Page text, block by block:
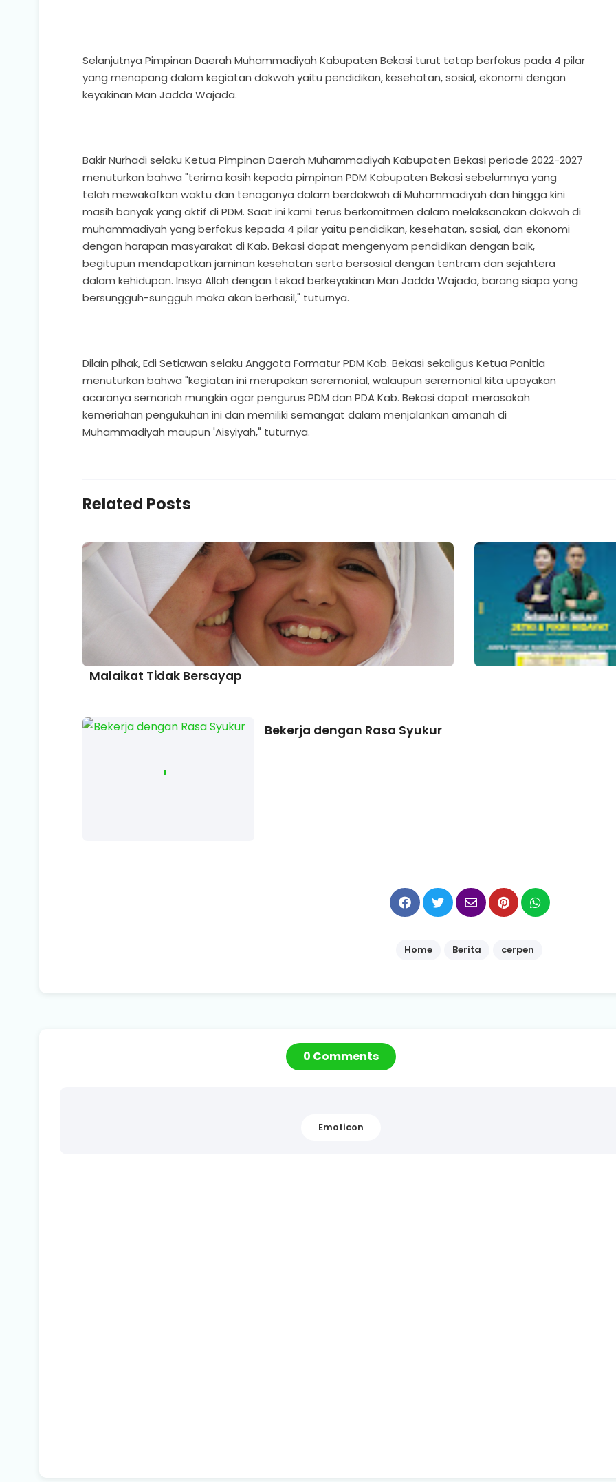
Selanjutnya Pimpinan Daerah Muhammadiyah Kabupaten Bekasi turut tetap berfokus pada 4 pilar
yang menopang dalam kegiatan dakwah yaitu pendidikan, kesehatan, sosial, ekonomi dengan
keyakinan Man Jadda Wajada.
Bakir Nurhadi selaku Ketua Pimpinan Daerah Muhammadiyah Kabupaten Bekasi periode 2022-2027
menuturkan bahwa "terima kasih kepada pimpinan PDM Kabupaten Bekasi sebelumnya yang
telah mewakafkan waktu dan tenaganya dalam berdakwah di Muhammadiyah dan hingga kini
masih banyak yang aktif di PDM. Saat ini kami terus berkomitmen dalam melaksanakan dokwah di
muhammadiyah yang berfokus kepada 4 pilar yaitu pendidikan, kesehatan, sosial, dan ekonomi
dengan harapan masyarakat di Kab. Bekasi dapat mengenyam pendidikan dengan baik,
begitupun mendapatkan jaminan kesehatan serta bersosial dengan tentram dan sejahtera
dalam kehidupan. Insya Allah dengan tekad berkeyakinan Man Jadda Wajada, barang siapa yang
bersungguh-sungguh maka akan berhasil," tuturnya.
Dilain pihak, Edi Setiawan selaku Anggota Formatur PDM Kab. Bekasi sekaligus Ketua Panitia
menuturkan bahwa "kegiatan ini merupakan seremonial, walaupun seremonial kita upayakan
acaranya semariah mungkin agar pengurus PDM dan PDA Kab. Bekasi dapat merasakah
kemeriahan pengukuhan ini dan memiliki semangat dalam menjalankan amanah di
Muhammadiyah maupun 'Aisyiyah," tuturnya.
Related Posts
Malaikat Tidak Bersayap
Bekerja dengan Rasa Syukur
Home Berita cerpen
0 Comments
Emoticon